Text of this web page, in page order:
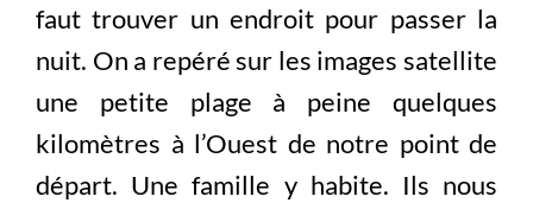
faut trouver un endroit pour passer la
nuit. On a repéré sur les images satellite
une petite plage à peine quelques
kilomètres à l’Ouest de notre point de
départ. Une famille y habite. Ils nous